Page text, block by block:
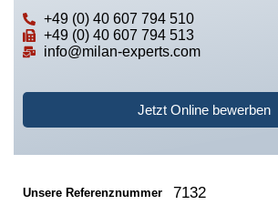
+49 (0) 40 607 794 510
+49 (0) 40 607 794 513
info@milan-experts.com
Jetzt Online bewerben
Unsere Referenznummer 7132